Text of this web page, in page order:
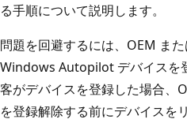
る手順について説明します。
問題を回避するには、OEM また
Windows Autopilot デバイスを
客がデバイスを登録した場合、
を登録解除する前にデバイスを